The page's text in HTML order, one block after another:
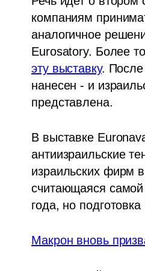
компаниям
аналогичное
Eurosatory. Более
эту выставку.
нанесен - и
представлена.
В выставке
антиизраильские
израильских фирм
считающаяся
года, но
Макрон вновь